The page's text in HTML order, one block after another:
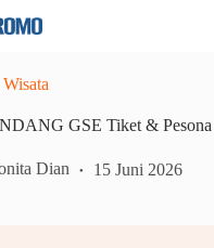
GSE Tiket & Pesona
Dian 15 Juni 2026